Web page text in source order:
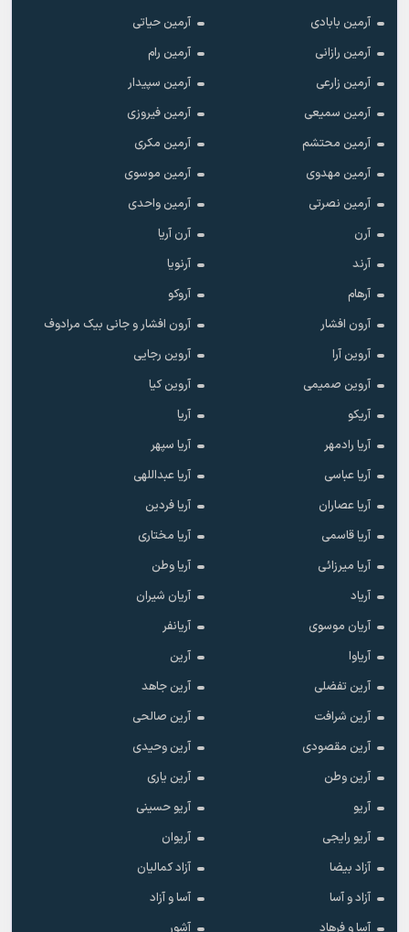
آرمین بابادی
آرمین حیاتی
آرمین رازانی
آرمین رام
آرمین زارعی
آرمین سپیدار
آرمین سمیعی
آرمین فیروزی
آرمین محتشم
آرمین مکری
آرمین مهدوی
آرمین موسوی
آرمین نصرتی
آرمین واحدی
آرن
آرن آریا
آرند
آرنویا
آرهام
آروکو
آرون افشار
آرون افشار و جانی بیک مرادوف
آروین آرا
آروین رجایی
آروین صمیمی
آروین کیا
آریکو
آریا
آریا رادمهر
آریا سپهر
آریا عباسی
آریا عبداللهی
آریا عصاران
آریا فردین
آریا قاسمی
آریا مختاری
آریا میرزائی
آریا وطن
آریاد
آریان شیران
آریان موسوی
آریانفر
آریاوا
آرین
آرین تفضلی
آرین جاهد
آرین شرافت
آرین صالحی
آرین مقصودی
آرین وحیدی
آرین وطن
آرین یاری
آریو
آریو حسینی
آریو رایجی
آریوان
آزاد بیضا
آزاد کمالیان
آزاد و آسا
آسا و آزاد